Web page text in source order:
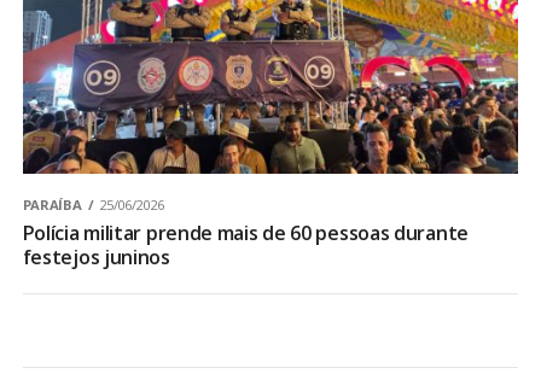
PARAÍBA 25/06/2026
Polícia militar prende mais de 60 pessoas durante
festejos juninos